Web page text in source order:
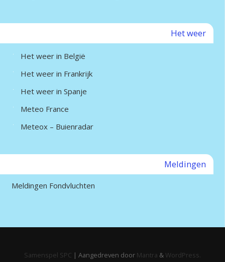
Het weer
Het weer in België
Het weer in Frankrijk
Het weer in Spanje
Meteo France
Meteox – Buienradar
Meldingen
Meldingen Fondvluchten
Samenspel SPC | Aangedreven door Mantra & WordPress.